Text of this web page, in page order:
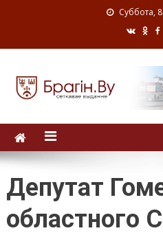
Суббота,
Депутат
областного